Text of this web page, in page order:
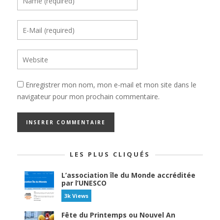
Enregistrer mon nom, mon e-mail et mon site dans le
navigateur pour mon prochain commentaire.
LES PLUS CLIQUÉS
L’association île du Monde accréditée
par l’UNESCO
3k Views
Fête du Printemps ou Nouvel An